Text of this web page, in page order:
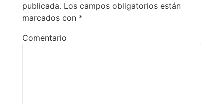
publicada. Los campos obligatorios están
marcados con *
Comentario